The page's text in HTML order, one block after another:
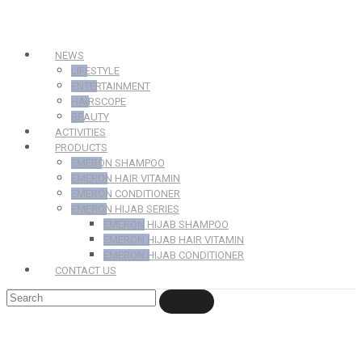
NEWS
LIFESTYLE
ENTERTAINMENT
HAIRSCOPE
BEAUTY
ACTIVITIES
PRODUCTS
EMERON SHAMPOO
EMERON HAIR VITAMIN
EMERON CONDITIONER
EMERON HIJAB SERIES
EMERON HIJAB SHAMPOO
EMERON HIJAB HAIR VITAMIN
EMERON HIJAB CONDITIONER
CONTACT US